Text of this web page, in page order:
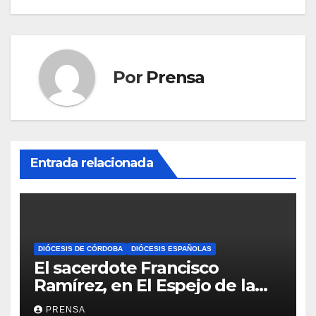
entradas
Por Prensa
Entrada relacionada
DIÓCESIS DE CÓRDOBA DIÓCESIS ESPAÑOLAS
El sacerdote Francisco
Ramírez, en El Espejo de la
Iglesia
PRENSA